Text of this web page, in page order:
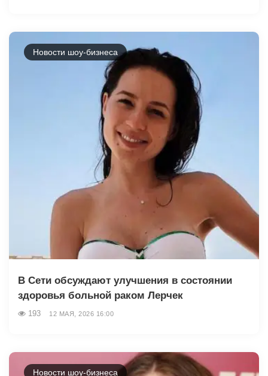
Новости шоу-бизнеса
В Сети обсуждают улучшения в состоянии
здоровья больной раком Лерчек
193 12 МАЯ, 2026 16:00
Новости шоу-бизнеса